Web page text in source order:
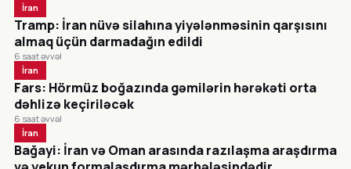
İran
Tramp: İran nüvə silahına yiyələnməsinin qarşısını
almaq üçün darmadağın edildi
6 saat əvvəl
İran
Fars: Hörmüz boğazında gəmilərin hərəkəti orta
dəhlizə keçiriləcək
6 saat əvvəl
İran
Bağayi: İran və Oman arasında razılaşma araşdırma